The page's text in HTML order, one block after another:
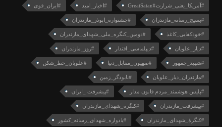
#آمریکا_یعنی_شرارت#GreatSatan #اخبار_امید #ایران_قوی
#بسیج_رسانه_مازندران #جشنواره_ابوذر_مازندران
#خودکفایی_کاغذ #دومین_کنگره_ملی_شهدای_مازندران
#دیار_علویان #دیپلماسی_اقتدار #روز_مازندران
#شهید_جمهور #صهیون_مقابل_دنیا #علویان_خط_شکن
#مازندران_دیار_علویان #نابودگر_زمین
#پلیس هوشمند_مردم قانون مدار #پیشرفت _ایران
#پیشرفت_مازندران #کنگره_شهدای_مازندران
#کنگرۀ_شهدای_مازندران #یادواره_شهدای_رسانه_کشور